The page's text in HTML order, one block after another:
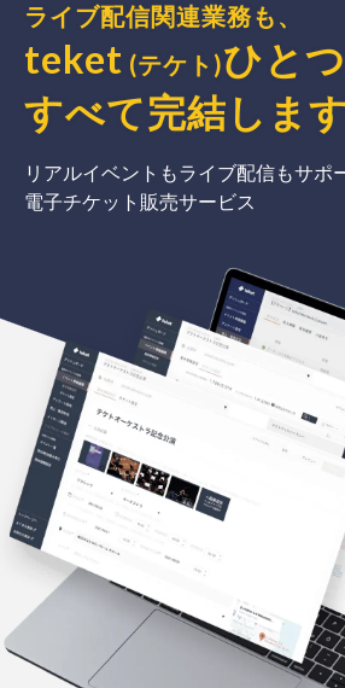
ライブ配信関連業務も、
teket (テケト)ひとつ
すべて完結 しま
リアルイベントもライブ配信もサポ
電子チケット販売サービス